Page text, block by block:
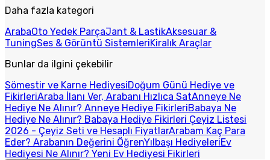
Daha fazla kategori
ArabaOto Yedek ParçaJant & LastikAksesuar &
TuningSes & Görüntü SistemleriKiralık Araçlar
Bunlar da ilgini çekebilir
Sömestir ve Karne HediyesiDoğum Günü Hediye ve
FikirleriAraba İlanı Ver, Arabanı Hızlıca SatAnneye Ne
Hediye Ne Alınır? Anneye Hediye FikirleriBabaya Ne
Hediye Ne Alınır? Babaya Hediye Fikirleri Çeyiz Listesi
2026 - Çeyiz Seti ve Hesaplı FiyatlarArabam Kaç Para
Eder? Arabanın Değerini ÖğrenYılbaşı HediyeleriEv
Hediyesi Ne Alınır? Yeni Ev Hediyesi Fikirleri